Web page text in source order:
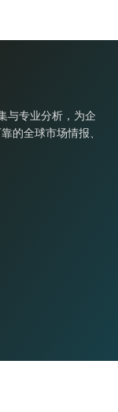
与专业分析，为企
的全球市场情报、